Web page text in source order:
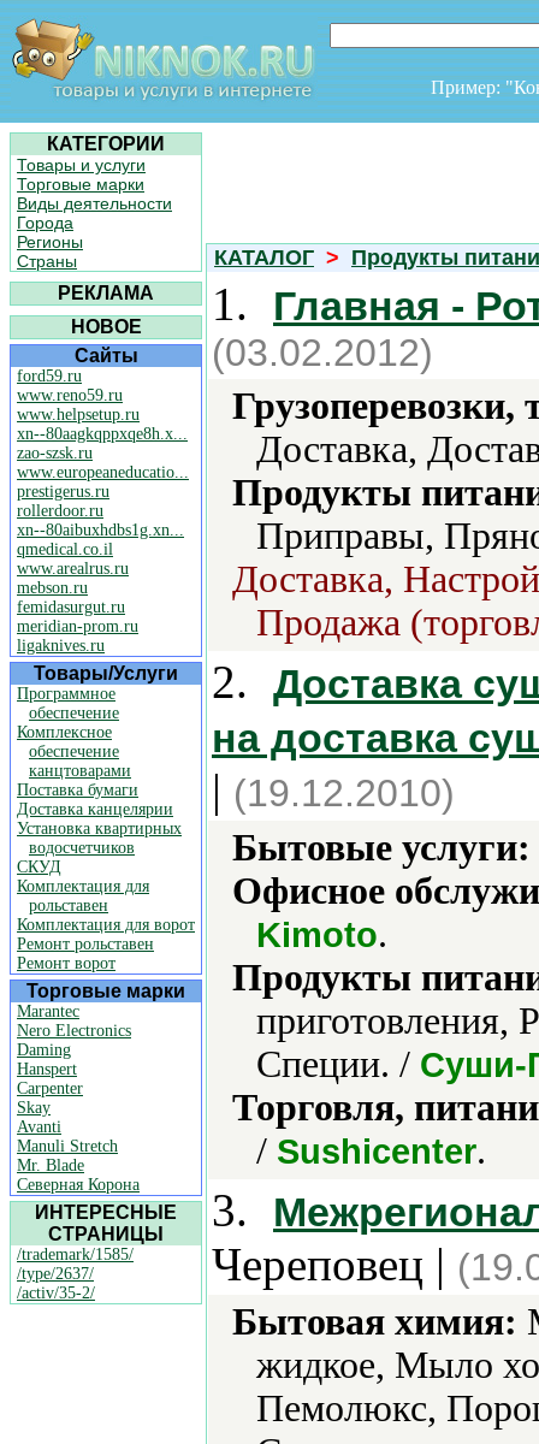
Пример:
КАТЕГОРИИ
Товары и услуги
Торговые марки
Виды деятельности
Города
Регионы
Страны
РЕКЛАМА
НОВОЕ
Сайты
ford59.ru
www.reno59.ru
www.helpsetup.ru
xn--80aagkqppxqe8h.x...
zao-szsk.ru
www.europeaneducatio...
prestigerus.ru
rollerdoor.ru
xn--80aibuxhdbs1g.xn...
qmedical.co.il
www.arealrus.ru
mebson.ru
femidasurgut.ru
meridian-prom.ru
ligaknives.ru
Товары/Услуги
Программное
обеспечение
Комплексное
обеспечение
канцтоварами
Поставка бумаги
Доставка канцелярии
Установка квартирных
водосчетчиков
СКУД
Комплектация для
рольставен
Комплектация для ворот
Ремонт рольставен
Ремонт ворот
Торговые марки
Marantec
Nero Electronics
Daming
Hanspert
Carpenter
Skay
Avanti
Manuli Stretch
Mr. Blade
Северная Корона
ИНТЕРЕСНЫЕ
СТРАНИЦЫ
/trademark/1585/
/type/2637/
/activ/35-2/
КАТАЛОГ > Продукты
1. Главная -
(03.02.2012)
Доставка,
Продукты
Приправы,
Доставка,
Продажа
2.
Доставка
на доставка
| (19.12.2010)
Бытовые услуги:
Офисное
Kimoto.
Продукты
приготовления,
Специи. / Суши-
Торговля,
/ Sushicenter.
3.
Череповец |
Бытовая химия:
жидкое, Мыло
Пемолюкс,